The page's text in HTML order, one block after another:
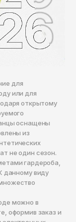
для
или для
открытому
оснащены
из
не один сезон.
гардероба,
данному виду
можно в
оформив заказ и